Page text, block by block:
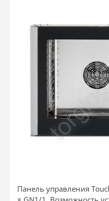
Панель управления